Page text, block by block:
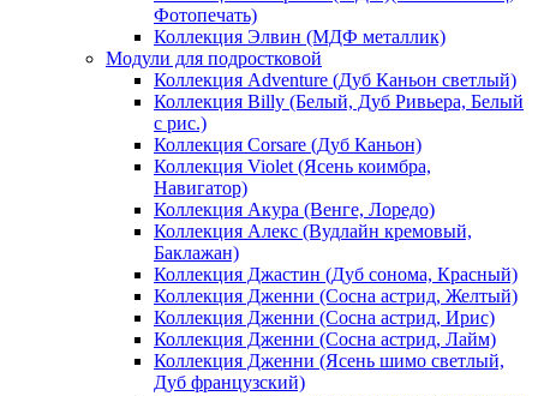
Фотопечать)
Коллекция Элвин (МДФ металлик)
Модули для подростковой
Коллекция Adventure (Дуб Каньон светлый)
Коллекция Billy (Белый, Дуб Ривьера, Белый
с рис.)
Коллекция Corsare (Дуб Каньон)
Коллекция Violet (Ясень коимбра,
Навигатор)
Коллекция Акура (Венге, Лоредо)
Коллекция Алекс (Вудлайн кремовый,
Баклажан)
Коллекция Джастин (Дуб сонома, Красный)
Коллекция Дженни (Cосна астрид, Желтый)
Коллекция Дженни (Cосна астрид, Ирис)
Коллекция Дженни (Cосна астрид, Лайм)
Коллекция Дженни (Ясень шимо светлый,
Дуб французский)